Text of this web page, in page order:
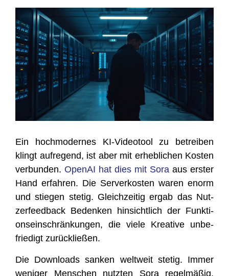
Ein hoch­mo­der­nes KI-Video­tool zu betrei­ben
klingt auf­re­gend, ist aber mit erheb­li­chen Kos­ten
ver­bun­den. Ope­nAI hat dies mit Sora aus ers­ter
Hand erfah­ren. Die Ser­ver­kos­ten waren enorm
und stie­gen ste­tig. Gleich­zei­tig ergab das Nut­
zer­feed­back Beden­ken hin­sicht­lich der Funk­ti­
ons­ein­schrän­kun­gen, die vie­le Krea­ti­ve unbe­
frie­digt zurückließen.
Die Down­loads san­ken welt­weit ste­tig. Immer
weni­ger Men­schen nutz­ten Sora regel­mä­ßig,